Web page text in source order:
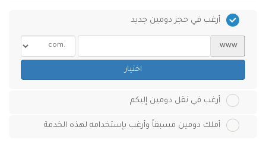
أرغب في حجز دومين جديد
www.
اختيار
أرغب في نقل دومين إليكم
أملك دومين مسبقاً وأرغب بإستخدامه لهذه الخدمة